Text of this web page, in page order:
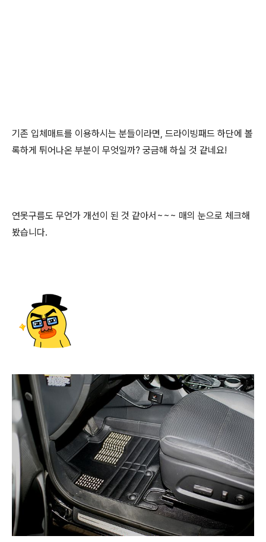
기존 입체매트를 이용하시는 분들이라면, 드라이빙패드 하단에 볼
록하게 튀어나온 부분이 무엇일까? 궁금해 하실 것 같네요!
연못구름도 무언가 개선이 된 것 같아서~~~ 매의 눈으로 체크해
봤습니다.